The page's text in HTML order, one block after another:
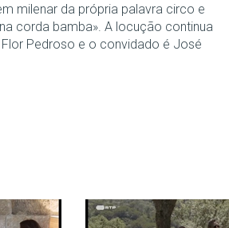
milenar da própria palavra circo e
corda bamba». A locução continua
Pedroso e o convidado é José